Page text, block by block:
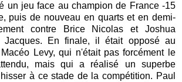
un jeu face au champion de France -15
puis de nouveau en quarts et en demi-
contre Brice Nicolas et Joshua
Jacques. En finale, il était opposé au
Levy, qui n'était pas forcément le
mais qui a réalisé un superbe
à ce stade de la compétition. Paul